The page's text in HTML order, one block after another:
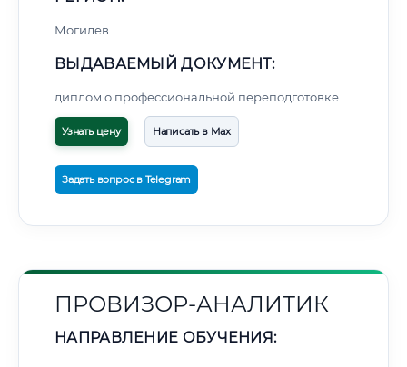
Могилев
ВЫДАВАЕМЫЙ ДОКУМЕНТ:
диплом о профессиональной переподготовке
Узнать цену Написать в Max
Задать вопрос в Telegram
ПРОВИЗОР-АНАЛИТИК
НАПРАВЛЕНИЕ ОБУЧЕНИЯ: